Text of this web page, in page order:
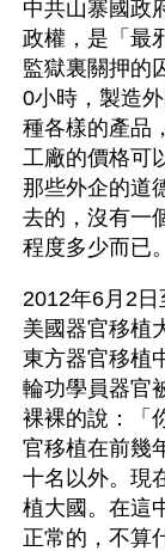
中共山寨國政
政權，是「最
監獄裏關押的
0小時，製造
種各樣的產品
工廠的價格可
那些外企的道
去的，沒有一
程度多少而已。
2012年6月2
美國器官移植
東方器官移植
輪功學員器官
裸裸的說：「
官移植在前幾
十名以外。現
植大國。在這
正常的，不算